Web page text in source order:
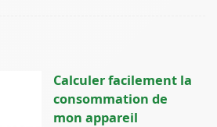
Calculer facilement la
consommation de
mon appareil